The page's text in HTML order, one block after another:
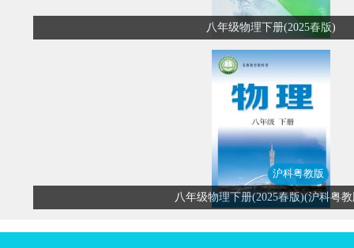
八年级物理下册(2025春版)
沪科粤教版
八年级物理下册(2025春版)(沪科粤